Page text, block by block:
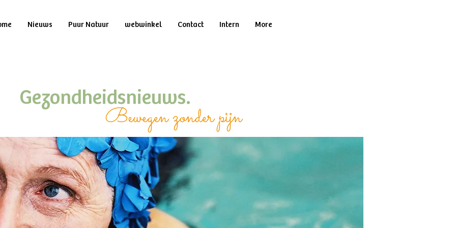
Nieuws Puur Natuur webwinkel Contact Intern More
Bewegen zonder pijn
Gezondheidsnieuws.